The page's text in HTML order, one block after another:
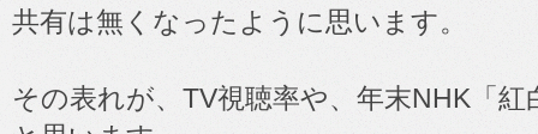
共有は無くなったように思います。
その表れが、TV視聴率や、年末NHK「